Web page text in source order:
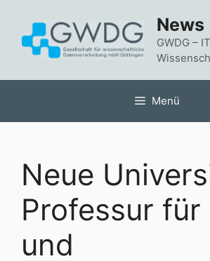
springen
News
GWDG –
Menü
Neue
Professur für
und